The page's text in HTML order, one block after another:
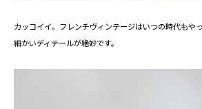
カッコイイ。フレンチヴィンテージはいつの時代もや
細かいディテールが絶妙です。